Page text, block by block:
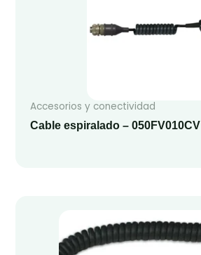
Accesorios y conectividad
Cable espiralado – 050FV010CV